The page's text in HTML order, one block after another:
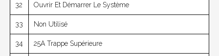
32 Ouvrir Et Démarrer Le Système
33 Non Utilisé
34 25A Trappe Supérieure